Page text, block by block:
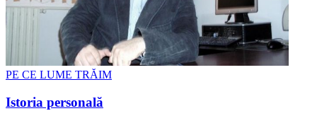
PE CE LUME TRĂIM
Istoria personală